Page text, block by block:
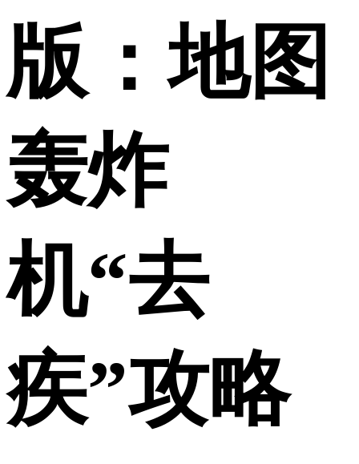
版：地图
轰炸
机“去
疾”攻略